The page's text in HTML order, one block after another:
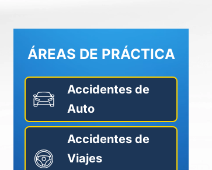
ÁREAS DE PRÁCTICA
Accidentes de
Auto
Accidentes de
Viajes